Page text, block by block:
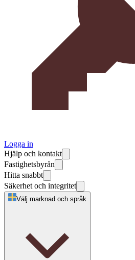
Logga in
Hjälp och kontakt
Fastighetsbyrån
Hitta snabbt
Säkerhet och integritet
Välj marknad och språk